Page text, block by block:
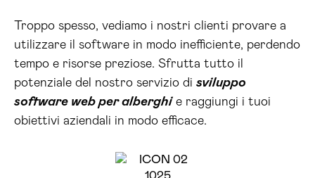
Troppo spesso, vediamo i nostri clienti provare a
utilizzare il software in modo inefficiente, perdendo
tempo e risorse preziose. Sfrutta tutto il
potenziale del nostro servizio di sviluppo
software web per alberghie raggiungi i tuoi
obiettivi aziendali in modo efficace.